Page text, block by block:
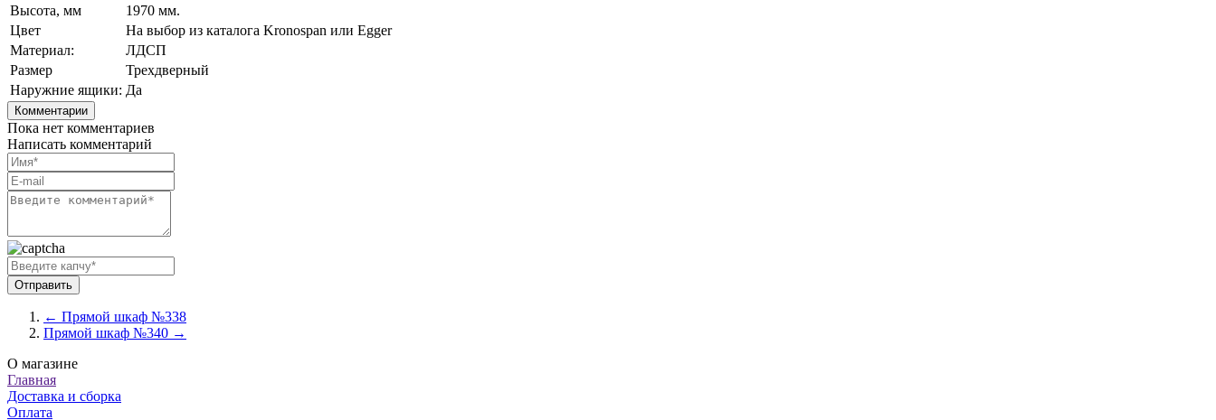
Высота, мм
1970 мм.
Цвет
На выбор из каталога Kronospan или Egger
Материал:
ЛДСП
Размер
Трехдверный
Наружние ящики: Да
Комментарии
Пока нет комментариев
Написать комментарий
← Прямой шкаф №338
Прямой шкаф №340 →
О магазине
Главная
Доставка и сборка
Оплата